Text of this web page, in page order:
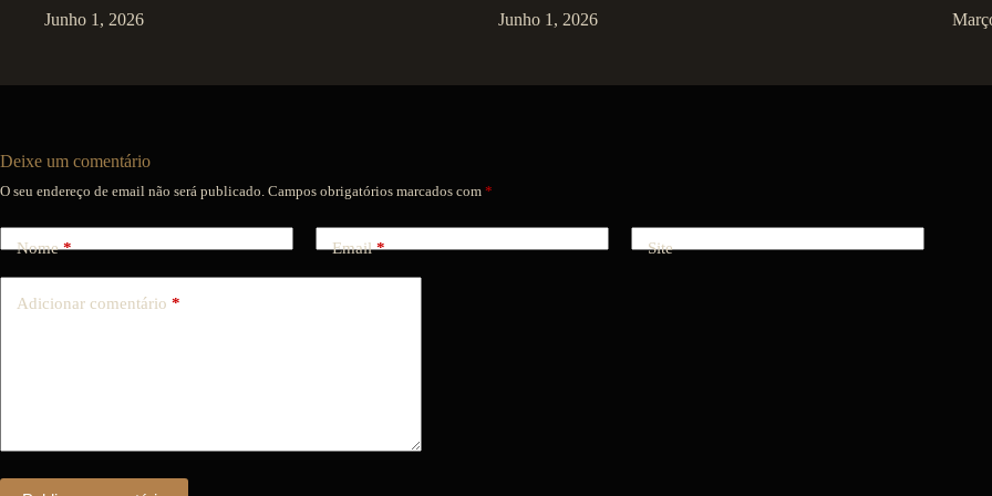
Junho 1, 2026
Junho 1, 2026
Deixe um comentário
O seu endereço de email não será publicado. Campos obrigatórios marcados com *
Nome* Email* Site
Adicionar comentário *